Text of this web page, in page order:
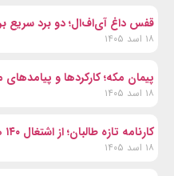
قفس داغ آی‌اف‌ال؛ دو برد سریع
۱۸ اسد ۱۴۰۵
پیمان مکه؛ کارکردها و
۱۸ اسد ۱۴۰۵
کارنامه تازه طالبان؛ از اشتغال ۱۴۰ هزار نفر تا توسعه گسترده مخابرات
۱۸ اسد ۱۴۰۵